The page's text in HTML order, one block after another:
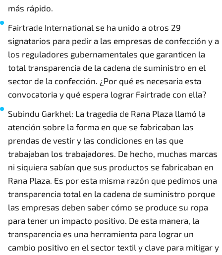
más rápido.
Fairtrade International se ha unido a otros 29
signatarios para pedir a las empresas de confección y a
los reguladores gubernamentales que garanticen la
total transparencia de la cadena de suministro en el
sector de la confección. ¿Por qué es necesaria esta
convocatoria y qué espera lograr Fairtrade con ella?
Subindu Garkhel: La tragedia de Rana Plaza llamó la
atención sobre la forma en que se fabricaban las
prendas de vestir y las condiciones en las que
trabajaban los trabajadores. De hecho, muchas marcas
ni siquiera sabían que sus productos se fabricaban en
Rana Plaza. Es por esta misma razón que pedimos una
transparencia total en la cadena de suministro porque
las empresas deben saber cómo se produce su ropa
para tener un impacto positivo. De esta manera, la
transparencia es una herramienta para lograr un
cambio positivo en el sector textil y clave para mitigar y